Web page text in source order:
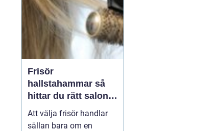
skapar ro i hu...
Frisör
hallstahammar så
hittar du rätt salong
för stil, kvalitet och
känsla
Att välja frisör handlar
sällan bara om en